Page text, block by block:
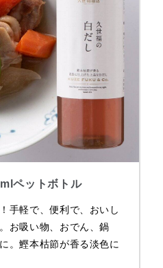
ペットボトル
手軽で、便利で、おいし
お吸い物、おでん、鍋
。鰹本枯節が香る淡色に